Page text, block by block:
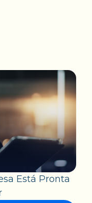
Está Pronta